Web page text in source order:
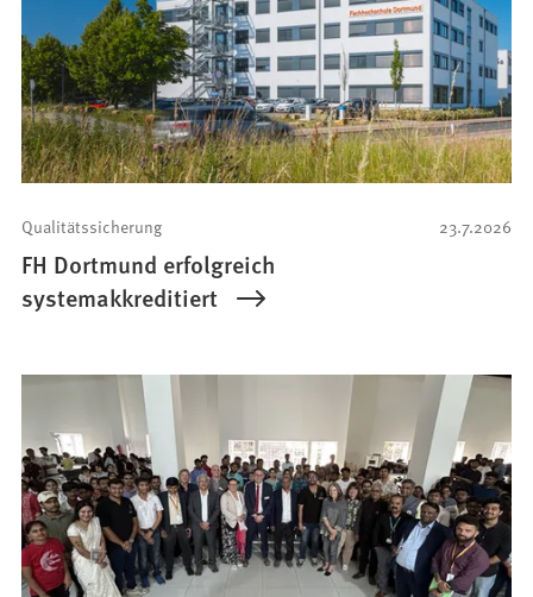
23.7.2026
Qualitätssicherung
FH Dortmund erfolgreich
systemakkreditiert